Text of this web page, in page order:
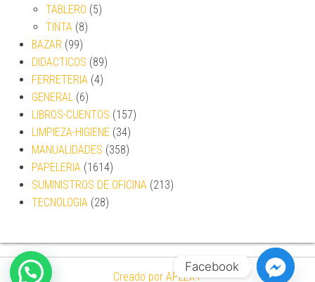
TABLERO (5)
TINTA (8)
BAZAR (99)
DIDACTICOS (89)
FERRETERIA (4)
GENERAL (6)
LIBROS-CUENTOS (157)
LIMPIEZA-HIGIENE (34)
MANUALIDADES (358)
PAPELERIA (1614)
SUMINISTROS DE OFICINA (213)
TECNOLOGIA (28)
Creado por APLEXT
Facebook